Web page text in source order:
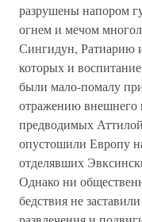
разрушены напором
огнем и мечом
Сингидун, Ратиарию
которых и
были мало-помалу
отражению внешнего
предводимых
опустошили Европу
отделявших
Однако ни
бедствия не